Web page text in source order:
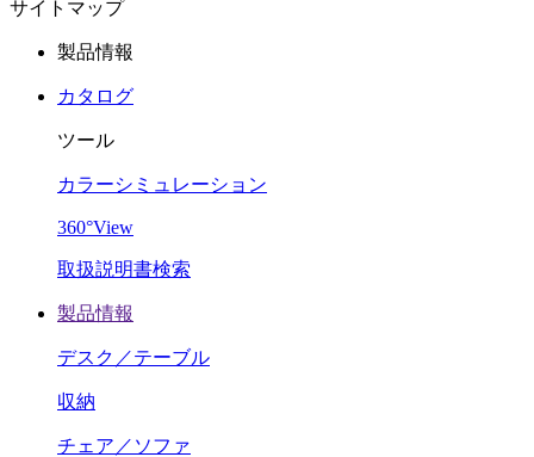
サイトマップ
製品情報
カタログ
ツール
カラーシミュレーション
360°View
取扱説明書検索
製品情報
デスク／テーブル
収納
チェア／ソファ